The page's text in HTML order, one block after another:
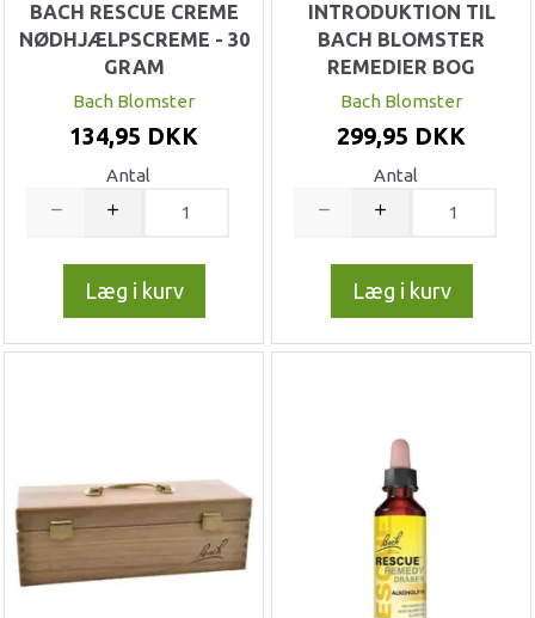
BACH RESCUE CREME
NØDHJÆLPSCREME - 30
GRAM
Bach Blomster
134,95 DKK
Antal
Læg i kurv
INTRODUKTION TIL
BACH BLOMSTER
REMEDIER BOG
Bach Blomster
299,95 DKK
Antal
Læg i kurv